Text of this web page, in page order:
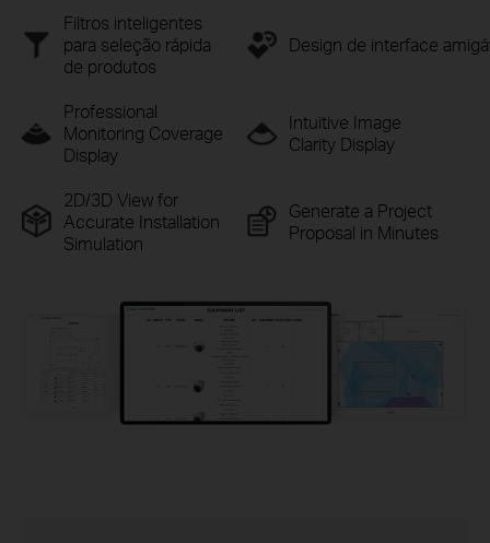
Filtros inteligentes
para seleção rápida
de produtos
Design de interface
Professional
Monitoring Coverage
Display
Intuitive Image
Clarity Display
2D/3D View for
Accurate Installation
Simulation
Generate a Project
Proposal in Minutes